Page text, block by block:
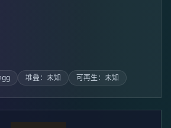
堆叠：未知 可再生：未知